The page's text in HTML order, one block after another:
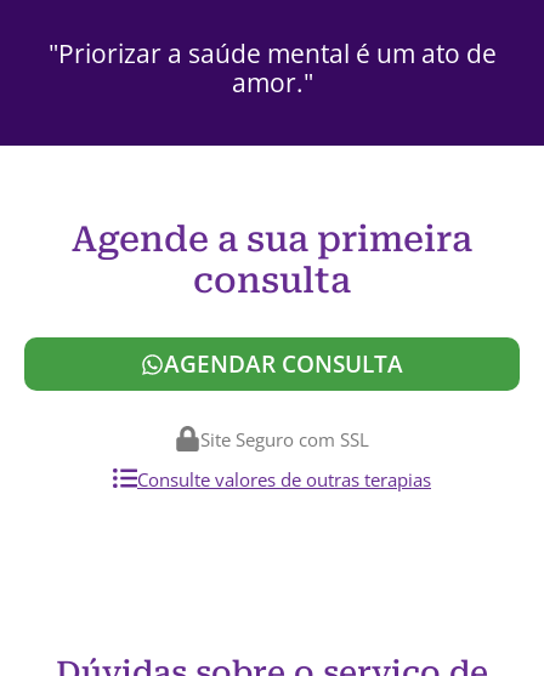
"Priorizar a saúde mental é um ato de
amor."
Agende a sua primeira
consulta
AGENDAR CONSULTA
Site Seguro com SSL
Consulte valores de outras terapias